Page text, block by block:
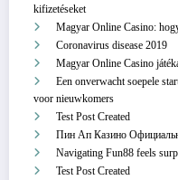
kifizetéseket
Magyar Online Casino:
Coronavirus disease 2019
Magyar Online Casino
Een onverwacht soepele
voor nieuwkomers
Test Post Created
Пин Ап Казино
Navigating Fun88 feels
Test Post Created